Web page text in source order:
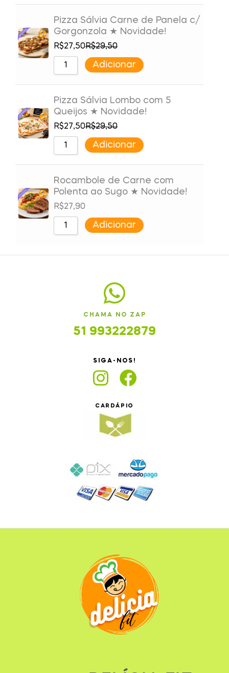
Pizza Sálvia Carne de Panela c/
Gorgonzola ★ Novidade!
R$27,50R$29,50
Adicionar
Pizza Sálvia Lombo com 5
Queijos ★ Novidade!
R$27,50R$29,50
Adicionar
Rocambole de Carne com
Polenta ao Sugo ★ Novidade!
R$27,90
Adicionar
CHAMA NO ZAP
51 993222879
SIGA-NOS!
CARDÁPIO